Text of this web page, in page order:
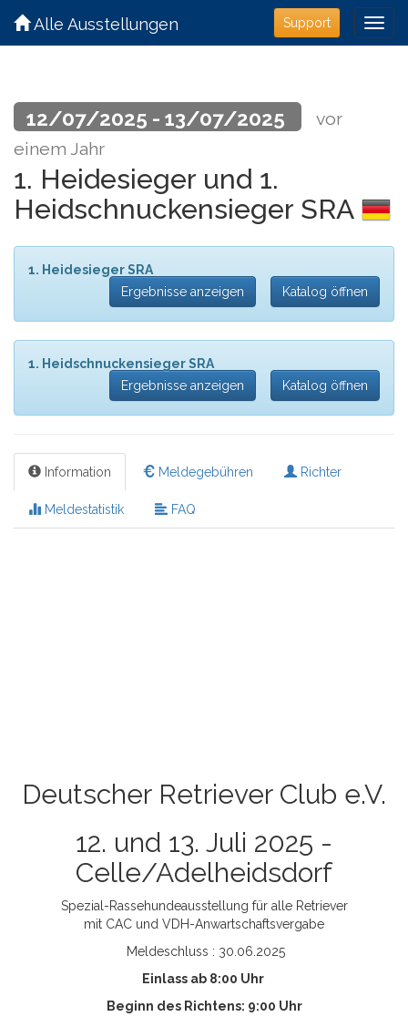
Support
Alle Ausstellungen
12/07/2025 - 13/07/2025
vor
einem Jahr
1. Heidesieger und 1.
Heidschnuckensieger SRA
1. Heidesieger SRA
Ergebnisse anzeigen
Katalog öffnen
1. Heidschnuckensieger SRA
Ergebnisse anzeigen
Katalog öffnen
Information Meldegebühren Richter
Meldestatistik FAQ
Deutscher Retriever Club e.V.
12. und 13. Juli 2025 -
Celle/Adelheidsdorf
Spezial-Rassehundeausstellung für alle Retriever
mit CAC und VDH-Anwartschaftsvergabe
Meldeschluss : 30.06.2025
Einlass ab 8:00 Uhr
Beginn des Richtens: 9:00 Uhr